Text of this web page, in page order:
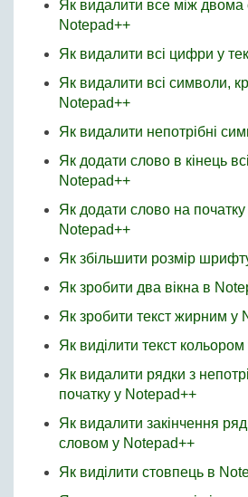
Як видалити все між двома
Notepad++
Як видалити всі цифри у
Як видалити всі символи,
Notepad++
Як видалити непотрібні
Як додати слово в кінець
Notepad++
Як додати слово на
Notepad++
Як збільшити розмір
Як зробити два вікна в
Як зробити текст жирним у
Як виділити текст
Як видалити рядки з
початку у Notepad++
Як видалити закінчення
словом у Notepad++
Як виділити стовпець в